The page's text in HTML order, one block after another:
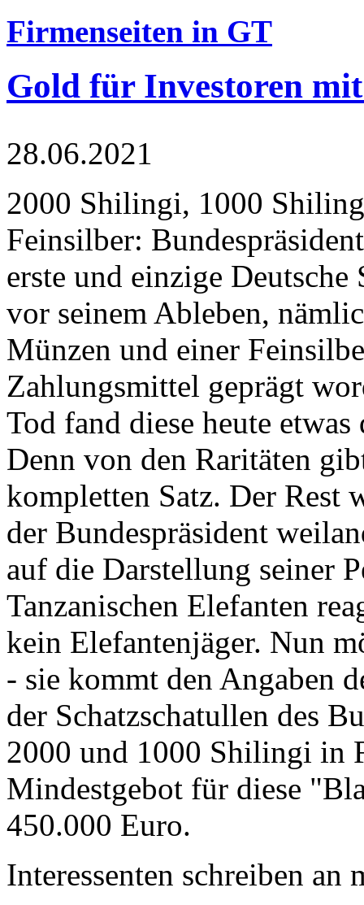
Firmenseiten in GT
Gold für Investoren
28.06.2021
2000 Shilingi, 1000
Feinsilber:
erste und einzige Deutsche
vor seinem Ableben,
Münzen und einer
Zahlungsmittel geprägt
Tod fand diese heute
Denn von den Raritäten
kompletten Satz. Der Rest
der Bundespräsident
auf die Darstellung seiner
Tanzanischen Elefanten
kein Elefantenjäger. Nun
- sie kommt den Angaben
der Schatzschatullen des
2000 und 1000 Shilingi in
Mindestgebot für diese
450.000 Euro.
Interessenten schreiben